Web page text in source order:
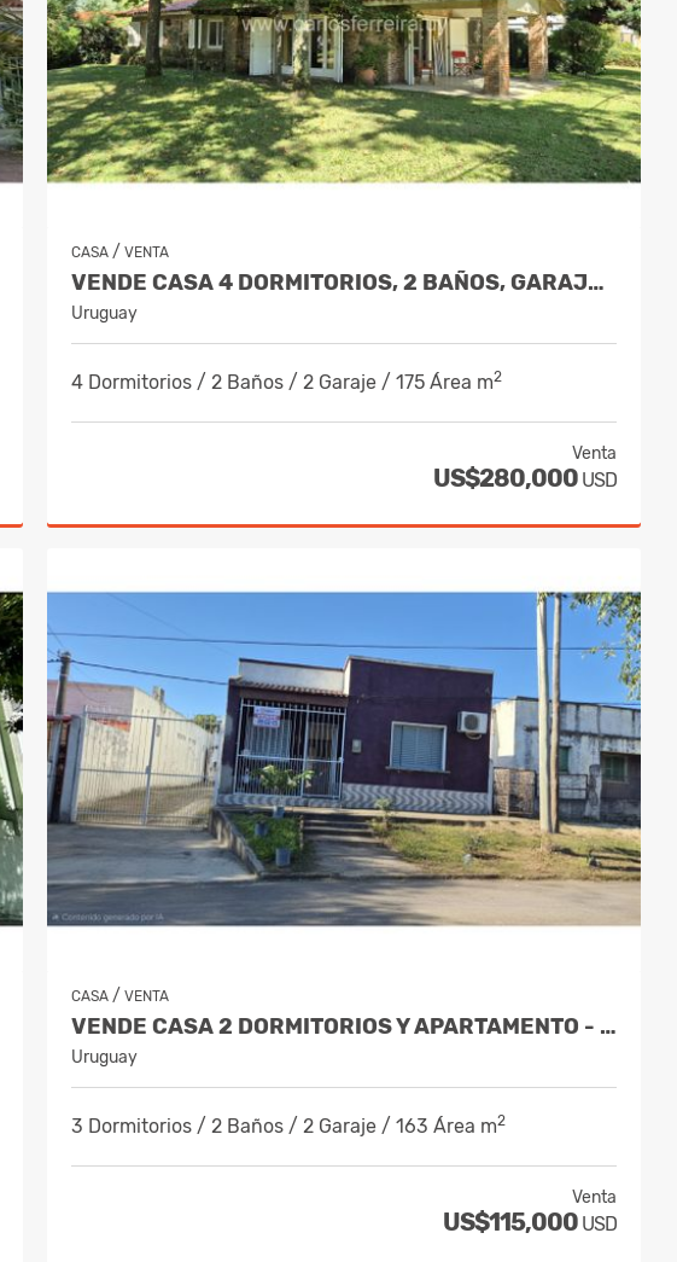
CASA / VENTA
VENDE CASA 4 DORMITORIOS, 2 BAÑOS, GARAJE, PISCINA Y FONDO - SUR
Uruguay
4 Dormitorios / 2 Baños / 2 Garaje / 175 Área m2
Venta
US$280,000 USD
CASA / VENTA
VENDE CASA 2 DORMITORIOS Y APARTAMENTO - AMPLIO FONDO - RIVERA
Uruguay
3 Dormitorios / 2 Baños / 2 Garaje / 163 Área m2
Venta
US$115,000 USD